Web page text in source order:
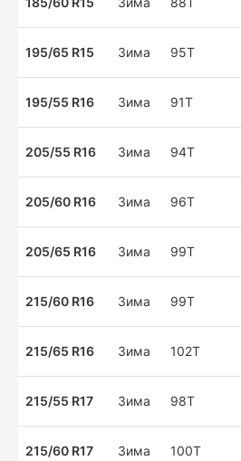
195/65 R15 Зима 95T
195/55 R16 Зима 91T
205/55 R16 Зима 94T
205/60 R16 Зима 96T
205/65 R16 Зима 99T
215/60 R16 Зима 99T
215/65 R16 Зима 102T
215/55 R17 Зима 98T
215/60 R17 Зима 100T